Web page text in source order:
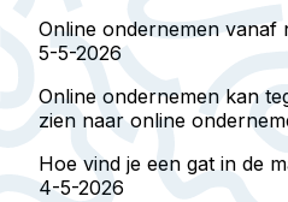
Online ondernemen vanaf
5-5-2026
Online ondernemen kan
zien naar online
Hoe vind je een gat in de
4-5-2026